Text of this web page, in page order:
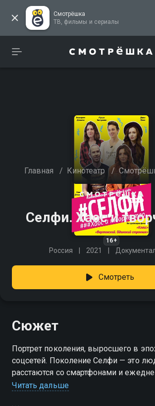
Смотрёшка
ТВ, фильмы и сериалы
Главная / Кинотеатр /
Селфи. Хаос и
16+
Россия 2021
Смотреть
Сюжет
Портрет поколения, выросшего в
соцсетей. Поколение Селфи — это
расстаются со смартфонами и
подсчитывают лайки в Инстаграме. Селфи для них
Читать дальше